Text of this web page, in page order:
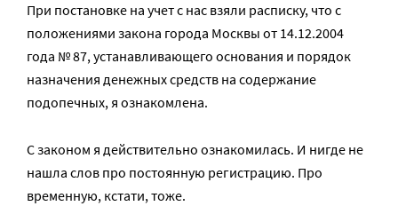
При постановке на учет с нас взяли расписку, что с
положениями закона города Москвы от 14.12.2004
года № 87, устанавливающего основания и порядок
назначения денежных средств на содержание
подопечных, я ознакомлена.
С законом я действительно ознакомилась. И нигде не
нашла слов про постоянную регистрацию. Про
временную, кстати, тоже.